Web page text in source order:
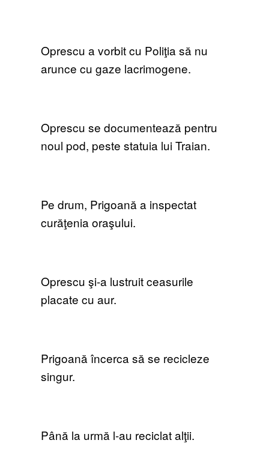
Oprescu a vorbit cu Poliţia să nu
arunce cu gaze lacrimogene.
Oprescu se documentează pentru
noul pod, peste statuia lui Traian.
Pe drum, Prigoană a inspectat
curăţenia oraşului.
Oprescu şi-a lustruit ceasurile
placate cu aur.
Prigoană încerca să se recicleze
singur.
Până la urmă l-au reciclat alţii.